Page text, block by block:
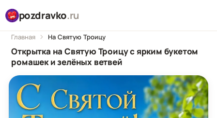
pozdravko.ru
Главная На Святую Троицу
Открытка на Святую Троицу с ярким букетом
ромашек и зелёных ветвей